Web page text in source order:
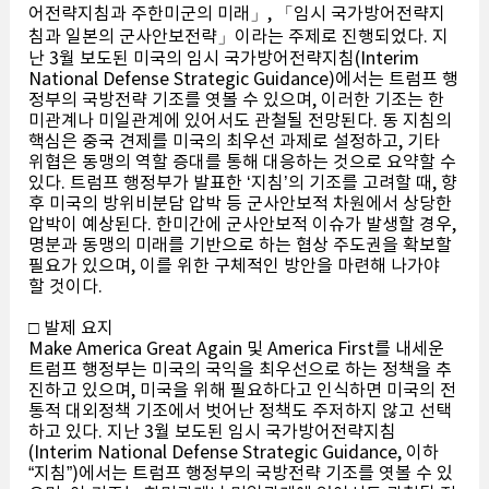
어전략지침과 주한미군의 미래」, 「임시 국가방어전략지
침과 일본의 군사안보전략」이라는 주제로 진행되었다. 지
난 3월 보도된 미국의 임시 국가방어전략지침(Interim
National Defense Strategic Guidance)에서는 트럼프 행
정부의 국방전략 기조를 엿볼 수 있으며, 이러한 기조는 한
미관계나 미일관계에 있어서도 관철될 전망된다. 동 지침의
핵심은 중국 견제를 미국의 최우선 과제로 설정하고, 기타
위협은 동맹의 역할 증대를 통해 대응하는 것으로 요약할 수
있다. 트럼프 행정부가 발표한 ‘지침’의 기조를 고려할 때, 향
후 미국의 방위비분담 압박 등 군사안보적 차원에서 상당한
압박이 예상된다. 한미간에 군사안보적 이슈가 발생할 경우,
명분과 동맹의 미래를 기반으로 하는 협상 주도권을 확보할
필요가 있으며, 이를 위한 구체적인 방안을 마련해 나가야
할 것이다.
□ 발제 요지
Make America Great Again 및 America First를 내세운
트럼프 행정부는 미국의 국익을 최우선으로 하는 정책을 추
진하고 있으며, 미국을 위해 필요하다고 인식하면 미국의 전
통적 대외정책 기조에서 벗어난 정책도 주저하지 않고 선택
하고 있다. 지난 3월 보도된 임시 국가방어전략지침
(Interim National Defense Strategic Guidance, 이하
“지침”)에서는 트럼프 행정부의 국방전략 기조를 엿볼 수 있